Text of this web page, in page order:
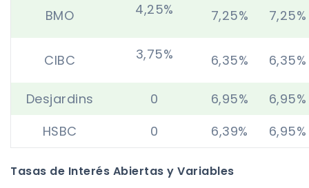
BMO 4,25% 7,25% 7,25%
CIBC 3,75% 6,35% 6,35%
Desjardins 0 6,95%
6,95%
HSBC
0 6,39% 6,95%
Tasas de Interés Abiertas y Variables